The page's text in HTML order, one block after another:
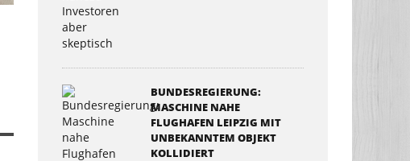
BUNDESREGIERUNG:
MASCHINE NAHE
FLUGHAFEN LEIPZIG MIT
UNBEKANNTEM OBJEKT
KOLLIDIERT